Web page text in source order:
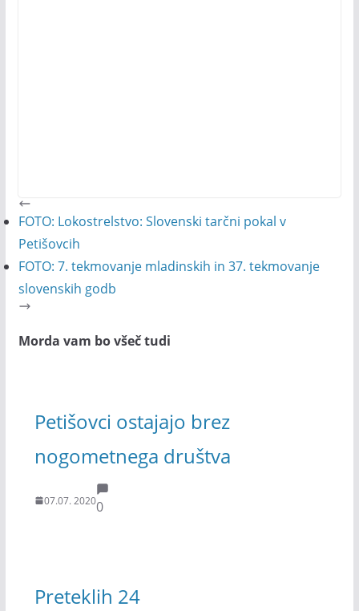
FOTO: Lokostrelstvo: Slovenski tarčni pokal v
Petišovcih
FOTO: 7. tekmovanje mladinskih in 37. tekmovanje
slovenskih godb
Morda vam bo všeč tudi
Petišovci ostajajo brez
nogometnega društva
07.07. 20200
Preteklih 24